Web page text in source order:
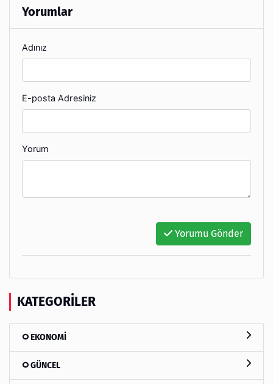
Yorumlar
Adınız
E-posta Adresiniz
Yorum
Yorumu Gönder
KATEGORILER
EKONOMİ
GÜNCEL